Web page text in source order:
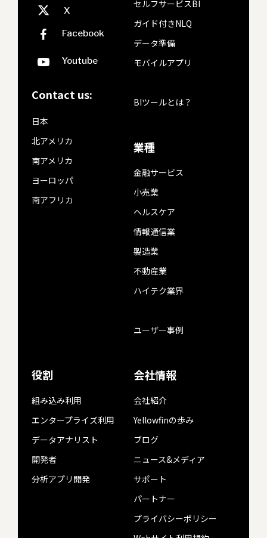
Contact us:
日本
北アメリカ
南アメリカ
ヨーロッパ
南アフリカ
セルフサービスBI
ガイド付きNLQ
データ準備
モバイルアプリ
BIツールとは？
業種
金融サービス
小売業
ヘルスケア
情報通信業
製造業
不動産業
ハイテク業界
ユーザー事例
役割
組み込み利用
エンタープライズ利用
データアナリスト
開発者
分析アプリ開発
会社情報
会社紹介
Yellowfinの歩み
ブログ
ニュース&メディア
サポート
パートナー
プライバシーポリシー